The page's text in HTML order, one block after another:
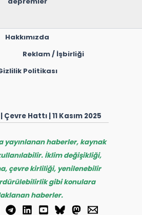
Hakkımızda
Reklam / İşbirliği
Politikası
Hattı | 11 Kasım 2025
yayınlanan haberler, kaynak
İklim değişikliği,
çevre kirliliği, yenilenebilir
gibi konulara
haberler.